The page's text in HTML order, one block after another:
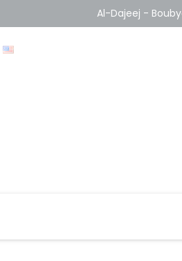
Al-Dajeej -